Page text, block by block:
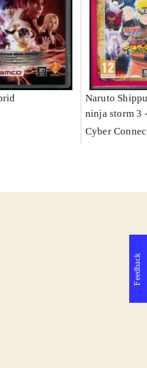
Naruto
ninja storm 3
Cyber
Feedback